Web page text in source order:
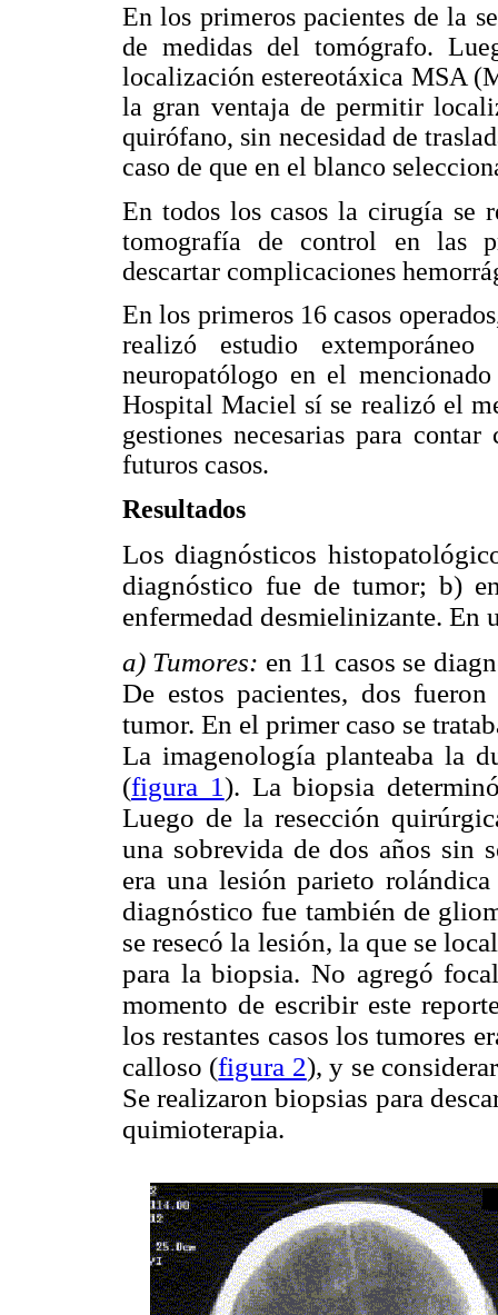
En los primeros pacientes de la
de medidas del tomógrafo.
localización estereotáxica MSA
la gran ventaja de permitir
quirófano, sin necesidad de
caso de que en el blanco
En todos los casos la cirugía se
tomografía de control en las
descartar complicaciones
En los primeros 16 casos
realizó estudio
neuropatólogo en el
Hospital Maciel sí se realizó el
gestiones necesarias para
futuros casos.
Resultados
Los diagnósticos
diagnóstico fue de tumor; b)
enfermedad desmielinizante. En
a) Tumores: en 11 casos se
De estos pacientes, dos
tumor. En el primer caso se
La imagenología planteaba la
(figura 1). La biopsia
Luego de la resección
una sobrevida de dos años sin
era una lesión parieto
diagnóstico fue también de
se resecó la lesión, la que se
para la biopsia. No agregó
momento de escribir este
los restantes casos los tumores
calloso (figura 2), y se
Se realizaron biopsias para
quimioterapia.